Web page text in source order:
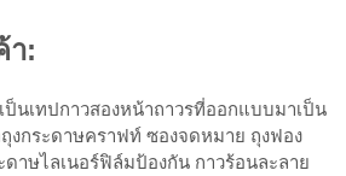
า:
ป็นเทปกาวสองหน้าถาวรที่ออกแบบมาเป็น
งกระดาษคราฟท์ ซองจดหมาย ถุงฟอง
าษไลเนอร์ฟิล์มป้องกัน กาวร้อนละลาย